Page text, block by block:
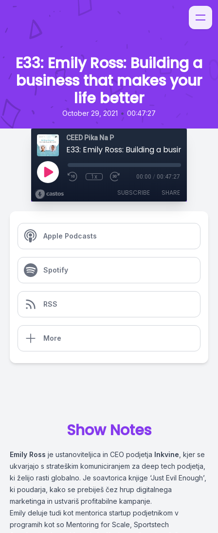
E33: Emily Ross: Building a
business that makes your
life better
October 29, 2021 • 00:47:27
CEED Pika Na P
1x 00:00 / 00:47:27
SUBSCRIBE SHARE
Apple Podcasts
Spotify
RSS
More
Show Notes
Emily Ross je ustanoviteljica in CEO podjetja Inkvine , kjer se
ukvarjajo s strateškim komuniciranjem za deep tech podjetja,
ki želijo rasti globalno. Je soavtorica knjige ‘Just Evil Enough’,
ki poudarja, kako se prebiješ čez hrup digitalnega
marketinga in ustvariš profitabilne kampanje.
Emily deluje tudi kot mentorica startup podjetnikom v
programih kot so Mentoring for Scale, Sportstech